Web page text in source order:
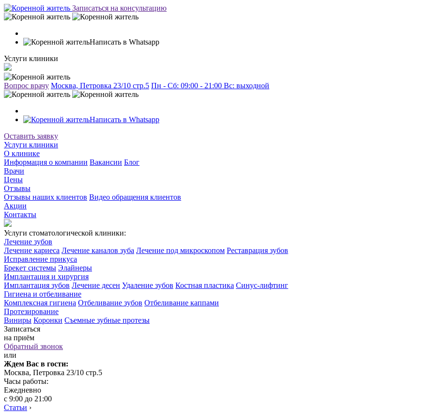
Записаться на консультацию
Написать в Whatsapp
Услуги клиники
Вопрос врачу Москва, Петровка 23/10 стр.5 Пн - Сб: 09:00 - 21:00 Вc: выходной
Написать в Whatsapp
Оставить заявку
Услуги клиники
О клинике
Информация о компании Вакансии Блог
Врачи
Цены
Отзывы
Отзывы наших клиентов Видео обращения клиентов
Акции
Контакты
Услуги стоматологической клиники:
Лечение зубов
Лечение кариеса Лечение каналов зуба Лечение под микроскопом Реставрация зубов
Исправление прикуса
Брекет системы Элайнеры
Имплантация и хирургия
Имплантация зубов Лечение десен Удаление зубов Костная пластика Синус-лифтинг
Гигиена и отбеливание
Комплексная гигиена Отбеливание зубов Отбеливание каппами
Протезирование
Виниры Коронки Съемные зубные протезы
Записаться
на приём
Обратный звонок
или
Ждем Вас в гости:
Москва, Петровка 23/10 стр.5
Часы работы:
Ежедневно
с 9:00 до 21:00
Статьи ›